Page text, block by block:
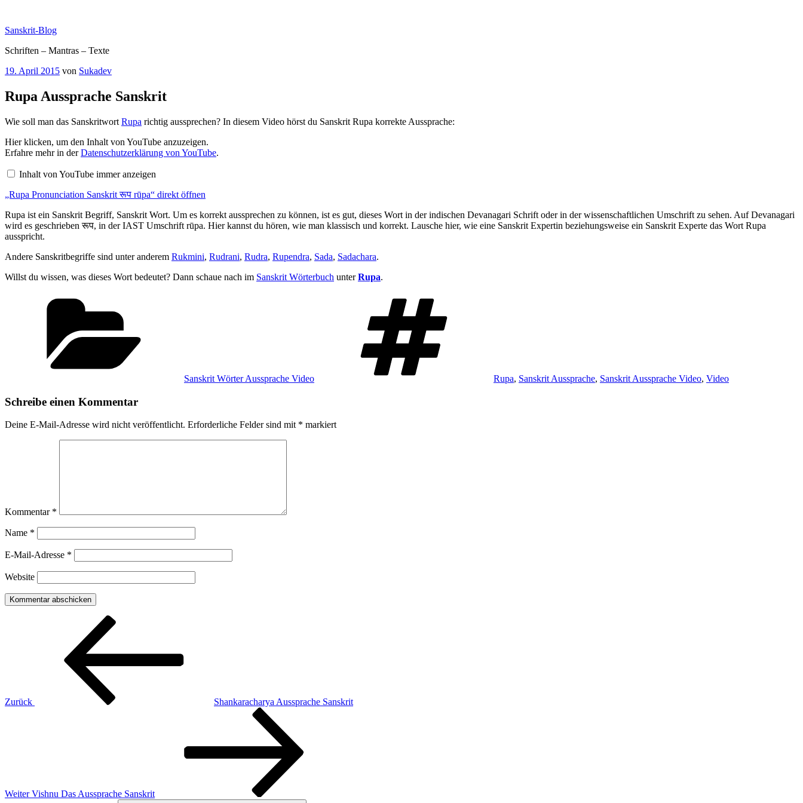
springen
Sanskrit-Blog
Schriften – Mantras – Texte
Veröffentlicht
19. April 2015 von Sukadev
Rupa Aussprache Sanskrit
Wie soll man das Sanskritwort Rupa richtig aussprechen? In diesem Video hörst du Sanskrit Rupa korrekte Aussprache:
„Rupa
Pronunciation
Sanskrit
rūpa“
YouTube
Hier klicken, um den Inhalt von YouTube anzuzeigen.
Erfahre mehr in derDatenschutzerklärung von YouTube.
Inhalt von YouTube immer anzeigen
„Rupa Pronunciation Sanskrit रूप rūpa“ direkt öffnen
Rupa ist ein Sanskrit Begriff, Sanskrit Wort. Um es korrekt aussprechen zu können, ist es gut, dieses Wort in der indischen Devanagari Schrift oder in der wissenschaftlichen Umschrift zu sehen. Auf Devanagari
wird es geschrieben रूप, in der IAST Umschrift rūpa. Hier kannst du hören, wie man klassisch und korrekt. Lausche hier, wie eine Sanskrit Expertin beziehungsweise ein Sanskrit Experte das Wort Rupa
ausspricht.
Andere Sanskritbegriffe sind unter anderem Rukmini, Rudrani, Rudra, Rupendra, Sada, Sadachara.
Willst du wissen, was dieses Wort bedeutet? Dann schaue nach im Sanskrit Wörterbuch unterRupa.
Sanskrit Wörter Aussprache Video Rupa, Sanskrit Aussprache, Sanskrit Aussprache Video, Video
Schreibe einen Kommentar
Deine E-Mail-Adresse wird nicht veröffentlicht. Erforderliche Felder sind mit * markiert
Kommentar *
Name *
E-Mail-Adresse *
Website
Beitragsnavigation
Zurück
Shankaracharya Aussprache Sanskrit
Weiter Vishnu Das Aussprache Sanskrit